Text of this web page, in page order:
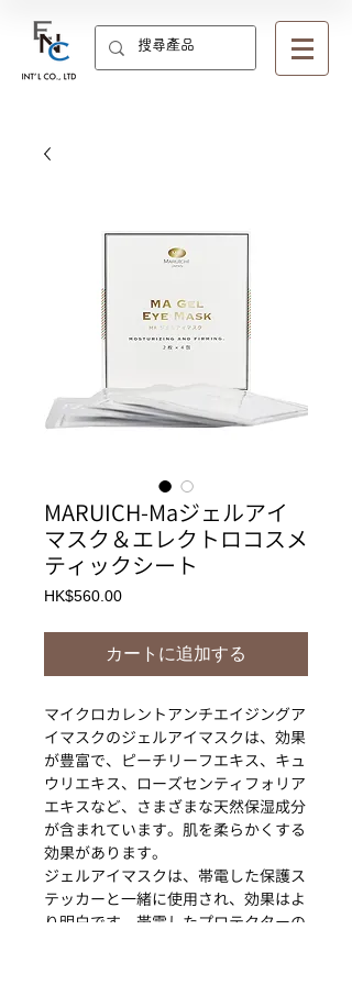
MARUICH-Maジェルアイ
マスク＆エレクトロコスメ
ティックシート
HK$560.00価
カートに追加する
マイクロカレントアンチエイジングア
イマスクのジェルアイマスクは、効果
が豊富で、ピーチリーフエキス、キュ
ウリエキス、ローズセンティフォリア
エキスなど、さまざまな天然保湿成分
が含まれています。肌を柔らかくする
効果があります。
ジェルアイマスクは、帯電した保護ス
テッカーと一緒に使用され、効果はよ
り明白です。帯電したプロテクターの